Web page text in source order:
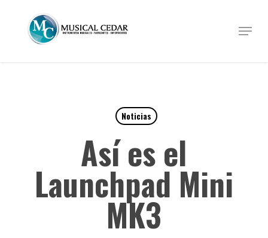
Menu
Noticias
Así es el
Launchpad Mini
MK3
Close